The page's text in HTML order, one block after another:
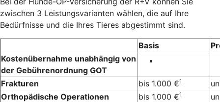
zwischen 3 Leistungsvarianten wählen, die auf Ihre
Bedürfnisse und die Ihres Tieres abgestimmt sind.
Basis
Kostenübernahme unabhängig von
der Gebührenordnung GOT
Frakturen
bis 1.000 €1
Orthopädische Operationen
bis 1.000 €1